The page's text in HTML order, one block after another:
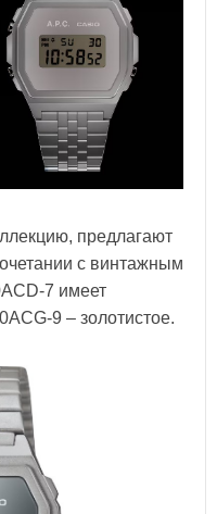
предлагают
с винтажным
7 имеет
9 – золотистое.